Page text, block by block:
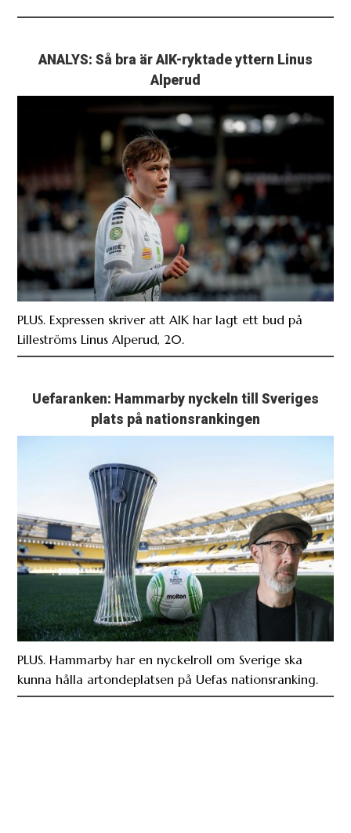
ANALYS: Så bra är AIK-ryktade yttern Linus
Alperud
PLUS. Expressen skriver att AIK har lagt ett bud på
Lilleströms Linus Alperud, 20.
Uefaranken: Hammarby nyckeln till Sveriges
plats på nationsrankingen
PLUS. Hammarby har en nyckelroll om Sverige ska
kunna hålla artondeplatsen på Uefas nationsranking.